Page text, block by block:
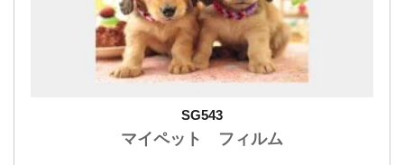
SG543
マイペット フィルム